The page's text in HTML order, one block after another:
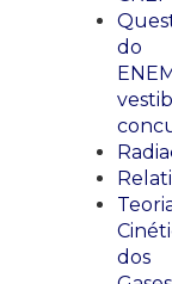
do
dos